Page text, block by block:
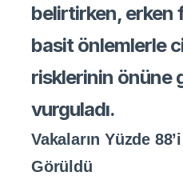
belirtirken, erken
basit önlemlerle
risklerinin önüne
vurguladı.
Vakaların Yüzde
Görüldü